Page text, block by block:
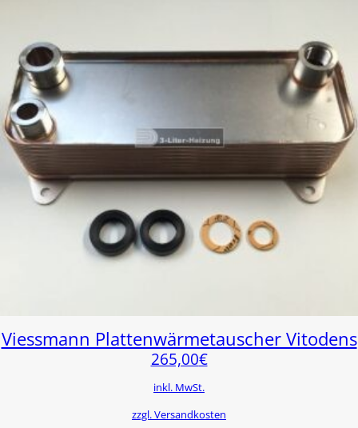
Viessmann Plattenwärmetauscher Vitodens
265,00€
inkl. MwSt.
zzgl. Versandkosten